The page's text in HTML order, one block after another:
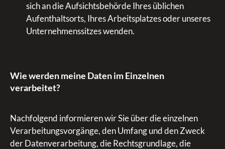
sich an die Aufsichtsbehörde Ihres üblichen
Aufenthaltsorts, Ihres Arbeitsplatzes oder unseres
Unternehmenssitzes wenden.
Wie werden meine Daten im Einzelnen
verarbeitet?
Nachfolgend informieren wir Sie über die einzelnen
Verarbeitungsvorgänge, den Umfang und den Zweck
der Datenverarbeitung, die Rechtsgrundlage, die